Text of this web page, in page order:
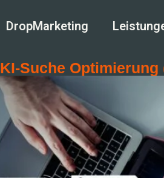
DropMarketing
KI-Suche